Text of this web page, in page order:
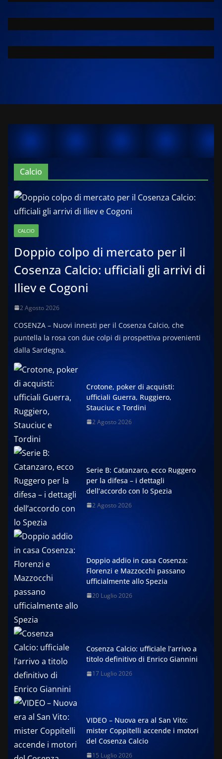
Calcio
CALCIO
Doppio colpo di mercato per il
Cosenza Calcio: ufficiali gli arrivi di
Iliev e Cogoni
2 Agosto 2026
COSENZA – Nuovi innesti per il Cosenza Calcio, che
puntella la rosa con due colpi di prospettiva provenienti
dalla Sardegna.
Crotone, poker di acquisti:
ufficiali Guerra, Ruggiero,
Stauciuc e Tordini
2 Agosto 2026
Serie B: Catanzaro, ecco Ruggero
per la difesa – i dettagli
dell’accordo con lo Spezia
2 Agosto 2026
Doppio addio in casa Cosenza:
Florenzi e Mazzocchi passano
ufficialmente allo Spezia
20 Luglio 2026
Cosenza Calcio: ufficiale l’arrivo a
titolo definitivo di Enrico Giannini
17 Luglio 2026
VIDEO – Nuova era al San Vito:
mister Coppitelli accende i motori
del Cosenza Calcio
15 Luglio 2026